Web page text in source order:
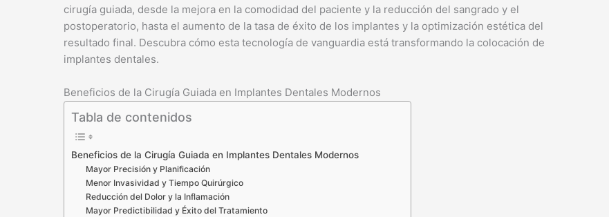
cirugía guiada, desde la mejora en la comodidad del paciente y la reducción del sangrado y el
postoperatorio, hasta el aumento de la tasa de éxito de los implantes y la optimización estética del
resultado final. Descubra cómo esta tecnología de vanguardia está transformando la colocación de
implantes dentales.
Beneficios de la Cirugía Guiada en Implantes Dentales Modernos
Tabla de contenidos
Beneficios de la Cirugía Guiada en Implantes Dentales Modernos
Mayor Precisión y Planificación
Menor Invasividad y Tiempo Quirúrgico
Reducción del Dolor y la Inflamación
Mayor Predictibilidad y Éxito del Tratamiento